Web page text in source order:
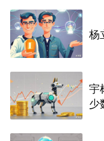
杨
宇
少